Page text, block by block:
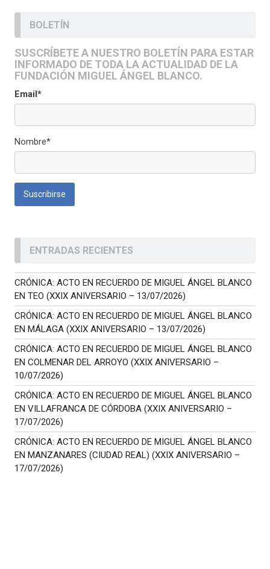
BOLETÍN
SUSCRÍBETE A NUESTRO BOLETÍN PARA ESTAR
INFORMADO DE TODA LA ACTUALIDAD DE LA
FUNDACIÓN MIGUEL ÁNGEL BLANCO.
Email*
Nombre*
ENTRADAS RECIENTES
CRÓNICA: ACTO EN RECUERDO DE MIGUEL ÁNGEL BLANCO
EN TEO (XXIX ANIVERSARIO – 13/07/2026)
CRÓNICA: ACTO EN RECUERDO DE MIGUEL ÁNGEL BLANCO
EN MÁLAGA (XXIX ANIVERSARIO – 13/07/2026)
CRÓNICA: ACTO EN RECUERDO DE MIGUEL ÁNGEL BLANCO
EN COLMENAR DEL ARROYO (XXIX ANIVERSARIO –
10/07/2026)
CRÓNICA: ACTO EN RECUERDO DE MIGUEL ÁNGEL BLANCO
EN VILLAFRANCA DE CÓRDOBA (XXIX ANIVERSARIO –
17/07/2026)
CRÓNICA: ACTO EN RECUERDO DE MIGUEL ÁNGEL BLANCO
EN MANZANARES (CIUDAD REAL) (XXIX ANIVERSARIO –
17/07/2026)